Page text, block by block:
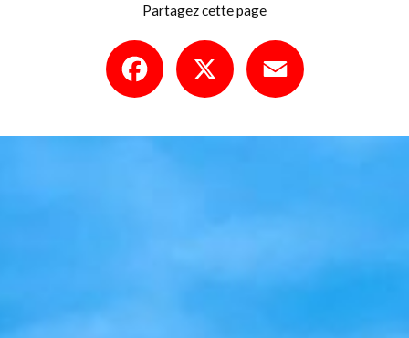
Partagez cette page
Facebook